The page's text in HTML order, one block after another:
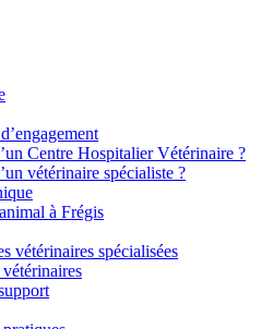
Centre Hospitalier Vétérinaire ?
vétérinaire spécialiste ?
à Frégis
vétérinaires spécialisées